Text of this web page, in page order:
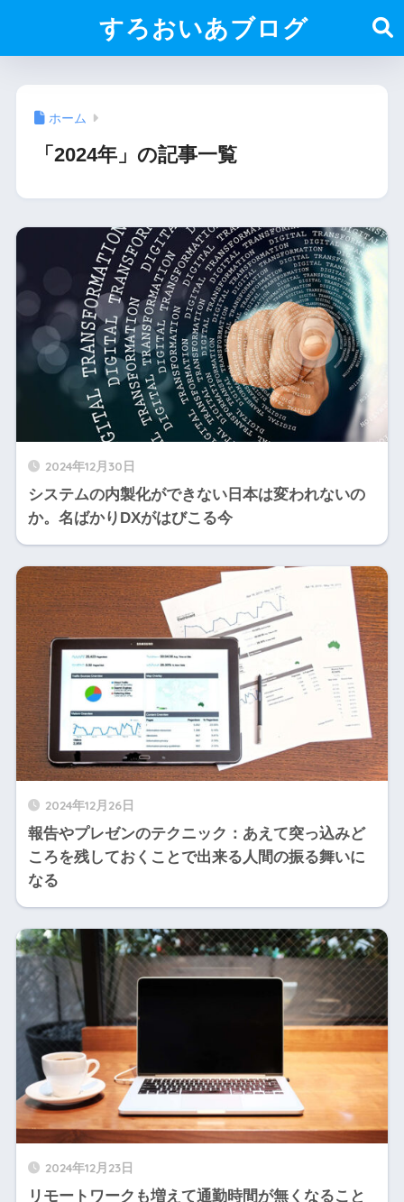
すろおいあブログ
ホーム
「2024年」の記事一覧
2024年12月30日
システムの内製化ができない日本は変われないの
か。名ばかりDXがはびこる今
2024年12月26日
報告やプレゼンのテクニック：あえて突っ込みど
ころを残しておくことで出来る人間の振る舞いに
なる
2024年12月23日
リモートワークも増えて通勤時間が無くなること